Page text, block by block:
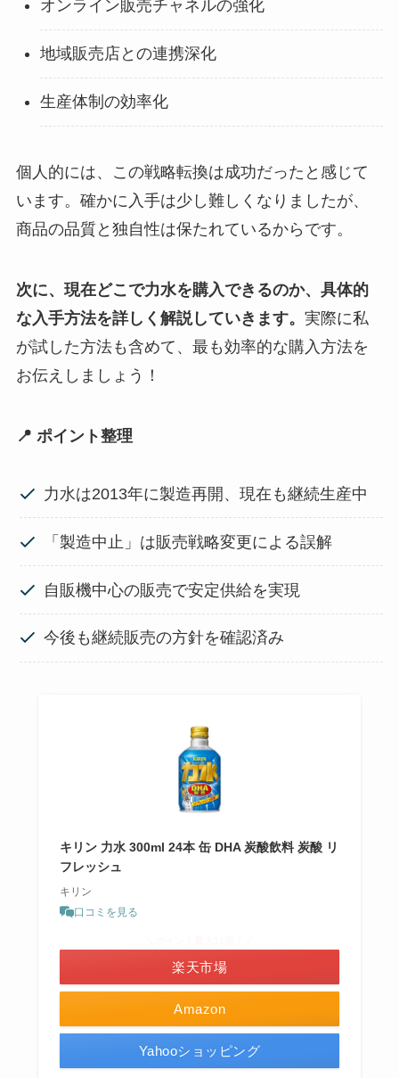
オンライン販売チャネルの強化
地域販売店との連携深化
生産体制の効率化
個人的には、この戦略転換は成功だったと感じて
います。確かに入手は少し難しくなりましたが、
商品の品質と独自性は保たれているからです。
次に、現在どこで力水を購入できるのか、具体的
な入手方法を詳しく解説していきます。 実際に私
が試した方法も含めて、最も効率的な購入方法を
お伝えしましょう！
📍 ポイント整理
力水は2013年に製造再開、現在も継続生産中
「製造中止」は販売戦略変更による誤解
自販機中心の販売で安定供給を実現
今後も継続販売の方針を確認済み
キリン 力水 300ml 24本 缶 DHA 炭酸飲料 炭酸 リ
フレッシュ
キリン
口コミを見る
Amazon
楽天市場
Yahooショッピング